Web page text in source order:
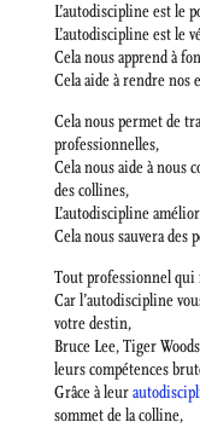
L’autodiscipline est le
L’autodiscipline est le
Cela nous apprend à
Cela aide à rendre nos
Cela nous permet de
professionnelles,
Cela nous aide à
des collines,
L’autodiscipline
Cela nous sauvera des
Tout professionnel qui
Car l’autodiscipline
votre destin,
Bruce Lee, Tiger
leurs compétences
Grâce à leur
sommet de la colline,